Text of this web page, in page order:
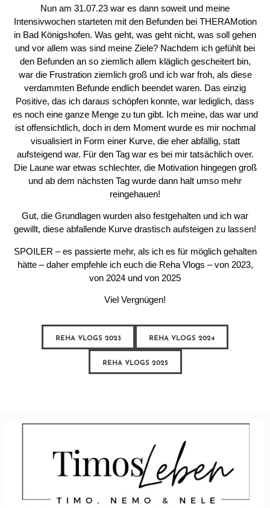
Nun am 31.07.23 war es dann soweit und meine
Intensivwochen starteten mit den Befunden bei THERAMotion
in Bad Königshofen. Was geht, was geht nicht, was soll gehen
und vor allem was sind meine Ziele? Nachdem ich gefühlt bei
den Befunden an so ziemlich allem kläglich gescheitert bin,
war die Frustration ziemlich groß und ich war froh, als diese
verdammten Befunde endlich beendet waren. Das einzig
Positive, das ich daraus schöpfen konnte, war lediglich, dass
es noch eine ganze Menge zu tun gibt. Ich meine, das war und
ist offensichtlich, doch in dem Moment wurde es mir nochmal
visualisiert in Form einer Kurve, die eher abfällig, statt
aufsteigend war. Für den Tag war es bei mir tatsächlich over.
Die Laune war etwas schlechter, die Motivation hingegen groß
und ab dem nächsten Tag wurde dann halt umso mehr
reingehauen!
Gut, die Grundlagen wurden also festgehalten und ich war
gewillt, diese abfallende Kurve drastisch aufsteigen zu lassen!
SPOILER – es passierte mehr, als ich es für möglich gehalten
hätte – daher empfehle ich euch die Reha Vlogs – von 2023,
von 2024 und von 2025
Viel Vergnügen!
REHA VLOGS 2023 REHA VLOGS 2024
REHA VLOGS 2025